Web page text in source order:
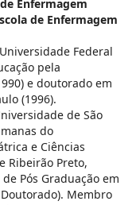
Enfermagem
de Enfermagem
Federal
pela
e doutorado em
(1996).
de São
do
e Ciências
Ribeirão Preto,
Pós Graduação em
Membro